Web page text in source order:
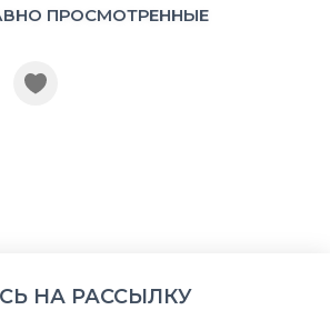
ПРОСМОТРЕННЫЕ
НА РАССЫЛКУ